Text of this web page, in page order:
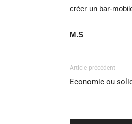
créer un bar-
M.S
Article précédent
Economie ou